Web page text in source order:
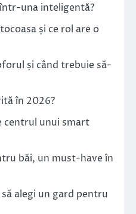
una inteligentă?
și ce rol are o
și când trebuie să-
în 2026?
centrul unui smart
băi, un must-have în
alegi un gard pentru